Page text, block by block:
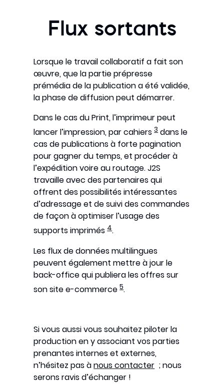
Flux sortants
Lorsque le travail collaboratif a fait son
œuvre, que la partie prépresse
prémédia de la publication a été validée,
la phase de diffusion peut démarrer.
Dans le cas du Print, l’imprimeur peut
lancer l’impression, par cahiers3dans le
cas de publications à forte pagination
pour gagner du temps, et procéder à
l’expédition voire au routage. J2S
travaille avec des partenaires qui
offrent des possibilités intéressantes
d’adressage et de suivi des commandes
de façon à optimiser l’usage des
supports imprimés4.
Les flux de données multilingues
peuvent également mettre à jour le
back-office qui publiera les offres sur
son site e-commerce5.
Si vous aussi vous souhaitez piloter la
production en y associant vos parties
prenantes internes et externes,
n’hésitez pas ànous contacter ; nous
serons ravis d’échanger !